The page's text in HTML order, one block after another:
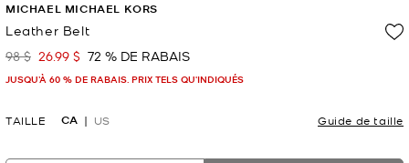
MICHAEL MICHAEL KORS
Leather Belt
était
98 $ maintenant
26.99 $ 72 % DE RABAIS
JUSQU’À 60 % DE RABAIS. PRIX TELS QU'INDIQUÉS
TAILLE CA US Guide de taille